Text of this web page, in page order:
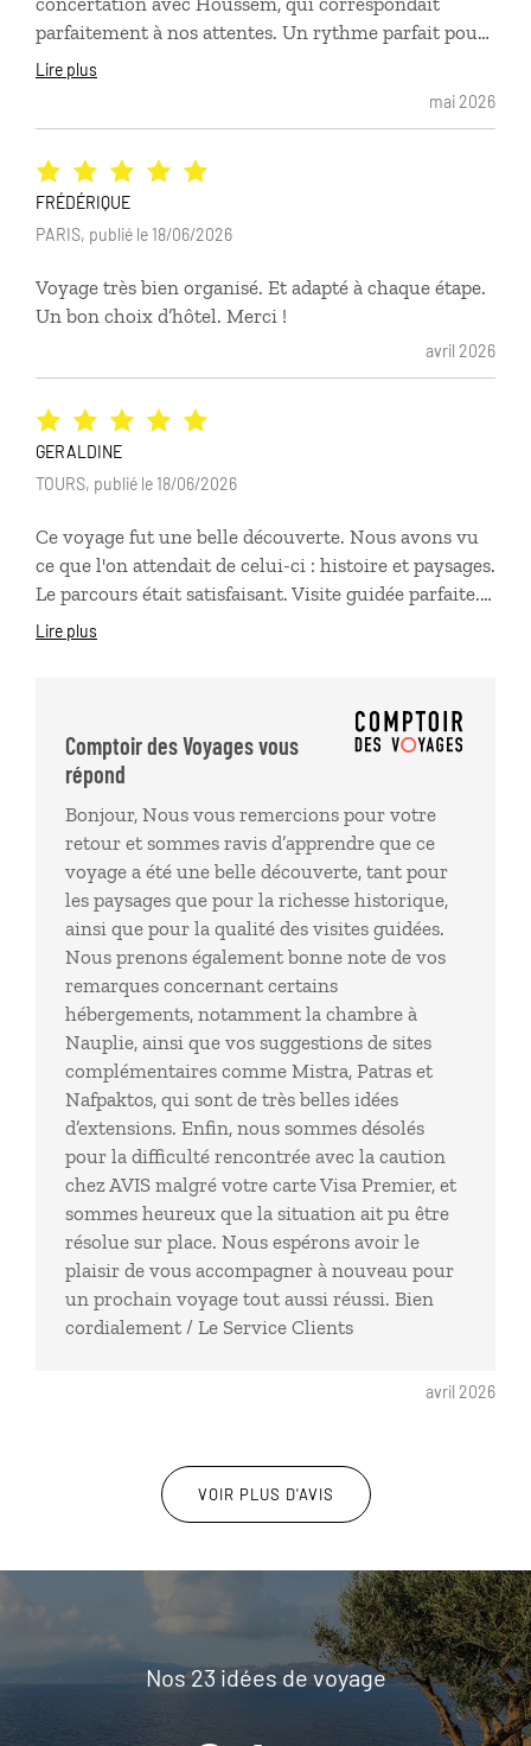
parfaitement à nos attentes. Un rythme parfait pour
profiter à la fois des sites, de la culture et de la mer.
Hébergements très satisfaisants, avec une mention
Houssem pour son écoute et sa réactivité.
L'application Luciole nous a été d'une grande utilité.
Lire plus
mai 2026
Voyage très bien organisé. Et adapté à chaque étape.
Un bon choix d’hôtel. Merci !
avril 2026
FRÉDÉRIQUE
PARIS, publié le 18/06/2026
Ce voyage fut une belle découverte. Nous avons vu
ce que l'on attendait de celui-ci : histoire et paysages.
Le parcours était satisfaisant. Visite guidée parfaite.
Les moins : hôtels pas à la hauteur de ce que l'on
être conseillés : MISTRA : c'était formidable même si
c'était loin d Olympie (4h aller-retour) Patras et
Nafpaktos. Point très embêtant que nous avons pu
heureusement régler: AVIS: notre CB VISA PREMIER
n'a pas pu être prise en compte pour caution Pour
résumé, ce fut séjour très agréable et une belle
découverte
Lire plus
avril 2026
GERALDINE
TOURS, publié le 18/06/2026
Comptoir des Voyages vous
répond
Bonjour, Nous vous remercions pour votre
retour et sommes ravis d’apprendre que ce
voyage a été une belle découverte, tant pour
les paysages que pour la richesse historique,
ainsi que pour la qualité des visites guidées.
Nous prenons également bonne note de vos
remarques concernant certains
hébergements, notamment la chambre à
Nauplie, ainsi que vos suggestions de sites
complémentaires comme Mistra, Patras et
Nafpaktos, qui sont de très belles idées
d’extensions. Enfin, nous sommes désolés
pour la difficulté rencontrée avec la caution
chez AVIS malgré votre carte Visa Premier, et
sommes heureux que la situation ait pu être
résolue sur place. Nous espérons avoir le
plaisir de vous accompagner à nouveau pour
un prochain voyage tout aussi réussi. Bien
cordialement / Le Service Clients
VOIR PLUS D'AVIS
Nos 23 idées de voyage